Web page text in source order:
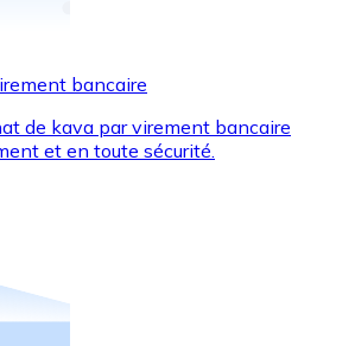
Visa et Mastercard pour acheter
cadeaux de vos marques
bancaire
de kava par virement bancaire
et en toute sécurité.